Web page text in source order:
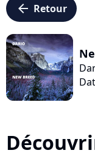
arrow_left Retour